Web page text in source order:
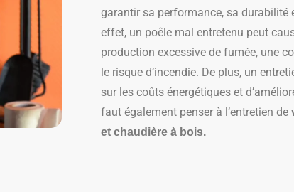
garantir sa performance, sa durabilité
effet, un poêle mal entretenu peut
production excessive de fumée, une
le risque d’incendie. De plus, un
sur les coûts énergétiques et
faut également penser à l’entretien de
et chaudière à bois.